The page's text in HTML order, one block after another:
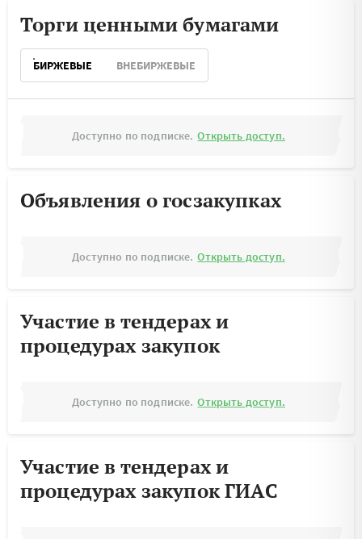
Торги ценными бумагами
БИРЖЕВЫЕ ВНЕБИРЖЕВЫЕ
Доступно по подписке. Открыть доступ.
Объявления о госзакупках
Доступно по подписке. Открыть доступ.
Участие в тендерах и
процедурах закупок
Доступно по подписке. Открыть доступ.
Участие в тендерах и
процедурах закупок ГИАС